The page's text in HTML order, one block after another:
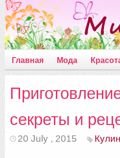
Главная Мода
секреты и
20 July , 2015